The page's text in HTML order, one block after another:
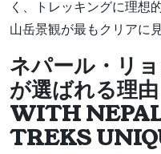
く、トレッキングに理想
山岳景観が最もクリアに
ネパール・リ
が選ばれる理
WITH
TREKS